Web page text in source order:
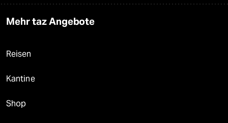
Mehr taz Angebote
Reisen
Kantine
Shop